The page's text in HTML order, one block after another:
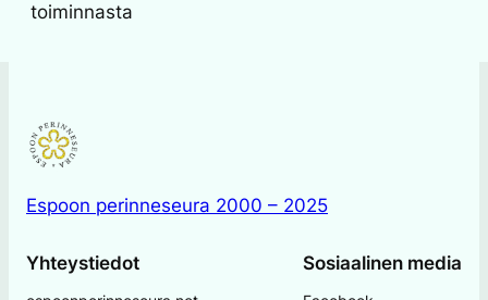
toiminnasta
Espoon perinneseura 2000 – 2025
Yhteystiedot Sosiaalinen media